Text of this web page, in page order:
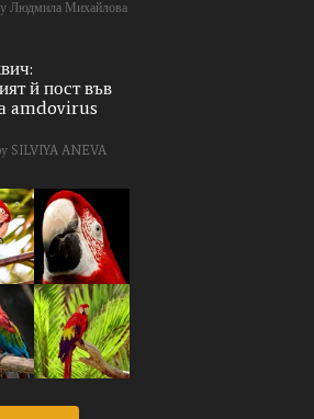
Людмила Михайлова
й пост във
amdovirus
SILVIYA ANEVA